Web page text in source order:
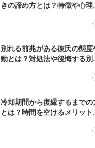
きの諦め方とは？特徴や心
別れる前兆がある彼氏の態度
動とは？対処法や後悔する
冷却期間から復縁するまでの
とは？時間を空けるメリッ